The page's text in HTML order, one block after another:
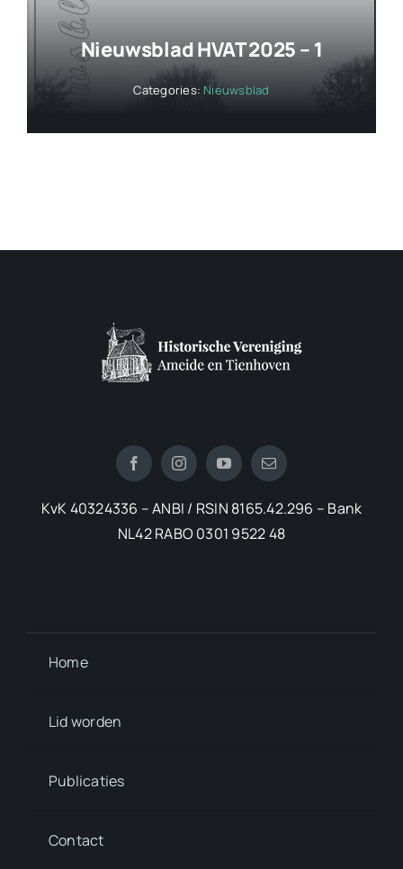
Nieuwsblad HVAT 2025 – 1
Categories:Nieuwsblad
KvK 40324336 – ANBI / RSIN 8165.42.296 – Bank
NL42 RABO 0301 9522 48
Home
Lid worden
Publicaties
Contact